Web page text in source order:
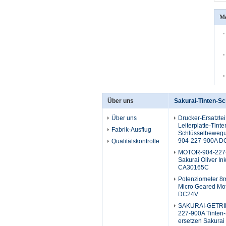
Über uns
Über uns
Fabrik-Ausflug
Qualitätskontrolle
Sakurai-Tinten-
Drucker-
Leiterplatte-
904-227-900A
MOTOR-904-
Sakurai Oliver
CA30165C
Potenziometer
Micro Geared
DC24V
SAKURAI-
227-900A
ersetzen Sakurai